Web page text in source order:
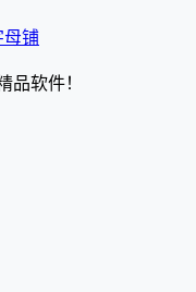
母铺
品软件！